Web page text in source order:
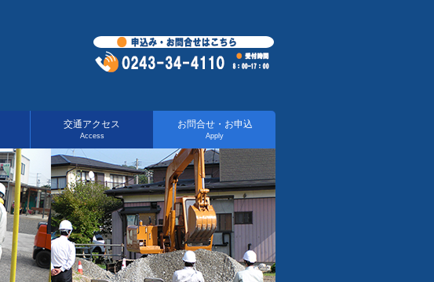
交通アクセス
Access
お問合せ・お申込
Apply